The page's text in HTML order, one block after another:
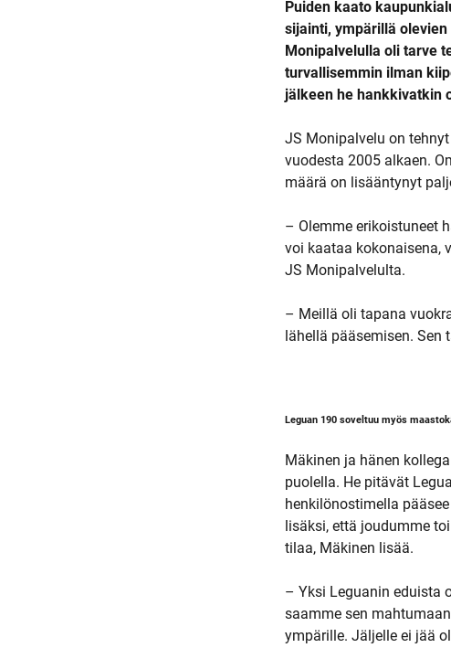
Puiden kaato
sijainti, ympärillä
Monipalvelulla oli tarve
turvallisemmin ilman
jälkeen he hankkivatkin
JS Monipalvelu on
vuodesta 2005 alkaen.
määrä on lisääntynyt
– Olemme erikoistuneet
voi kaataa kokonaisena,
JS Monipalvelulta.
– Meillä oli tapana
lähellä pääsemisen. Sen
Leguan 190 soveltuu myös
Mäkinen ja hänen
puolella. He pitävät
henkilönostimella
lisäksi, että joudumme
tilaa, Mäkinen lisää.
– Yksi Leguanin eduista
saamme sen
ympärille. Jäljelle ei jää